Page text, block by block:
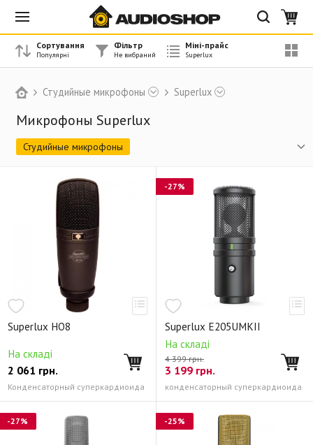
Студийные микрофоны Superlux
Микрофоны Superlux
Студийные микрофоны
Вокально-инструментальные микрофоны
Подвесные микрофоны
Микрофоны для конференций
Инструментальные наборы для ударных
Вокальные ретро микрофоны
Вокальные микрофоны
Петличные микрофоны
Головные микрофонные гарнитуры
Superlux HO8
На складі
2 061 грн.
Конденсаторный суперкардиоида
Superlux E205UMKII
На складі
4 399 грн.
3 199 грн.
конденсаторный суперкардиоида
-27%
-27% -25%
Сортування Фільтр Міні-прайс